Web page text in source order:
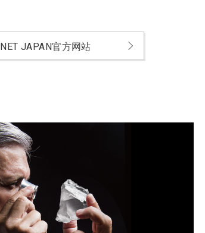
NET JAPAN官方网站